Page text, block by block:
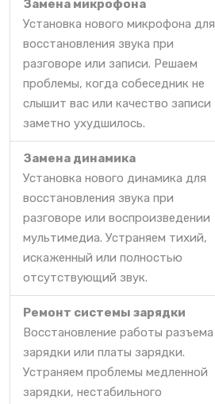
Замена микрофона
Установка нового микрофона для
восстановления звука при
разговоре или записи. Решаем
проблемы, когда собеседник не
слышит вас или качество записи
заметно ухудшилось.
Замена динамика
Установка нового динамика для
восстановления звука при
разговоре или воспроизведении
мультимедиа. Устраняем тихий,
искаженный или полностью
отсутствующий звук.
Ремонт системы зарядки
Восстановление работы разъема
зарядки или платы зарядки.
Устраняем проблемы медленной
зарядки, нестабильного